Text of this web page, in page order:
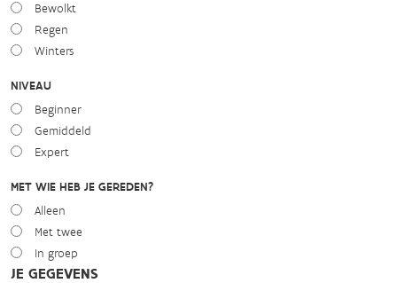
Bewolkt
Regen
Winters
NIVEAU
Beginner
Gemiddeld
Expert
MET WIE HEB JE GEREDEN?
Alleen
Met twee
In groep
JE GEGEVENS